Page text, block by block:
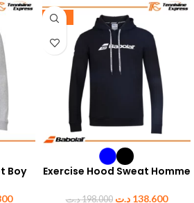
Boy
-30%
Exercise Hood Sweat Homme
198.000د.ت 138.600 د.ت